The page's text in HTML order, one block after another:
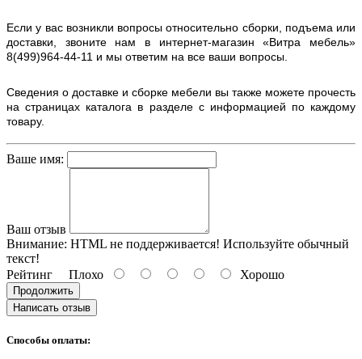
Если у вас возникли вопросы относительно сборки, подъема или
доставки, звоните нам в интернет-магазин «Витра мебель»
8(499)964-44-11 и мы ответим на все ваши вопросы.
Сведения о доставке и сборке мебели вы также можете прочесть
на страницах каталога в разделе с информацией по каждому
товару.
Ваше имя:
Ваш отзыв
Внимание: HTML не поддерживается! Используйте обычный
текст!
Рейтинг Плохо Хорошо
Продолжить
Написать отзыв
Способы оплаты: